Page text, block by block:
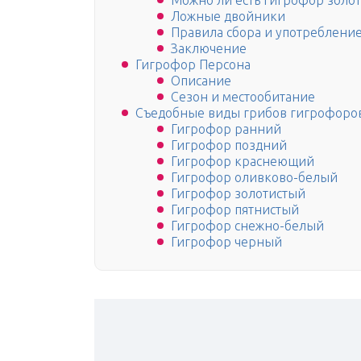
Ложные двойники
Правила сбора и употребление
Заключение
Гигрофор Персона
Описание
Сезон и местообитание
Съедобные виды грибов
Гигрофор ранний
Гигрофор поздний
Гигрофор краснеющий
Гигрофор оливково-белый
Гигрофор золотистый
Гигрофор пятнистый
Гигрофор снежно-белый
Гигрофор черный